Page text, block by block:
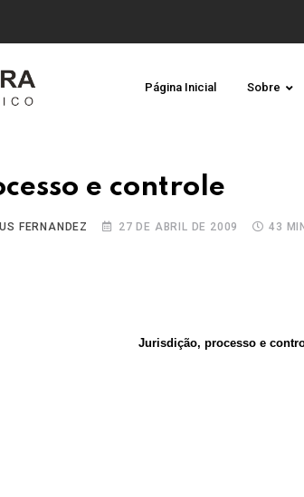
Página Inicial Sobre
e controle
FERNANDEZ 27 DE ABRIL DE 2009 43
Jurisdição, processo e